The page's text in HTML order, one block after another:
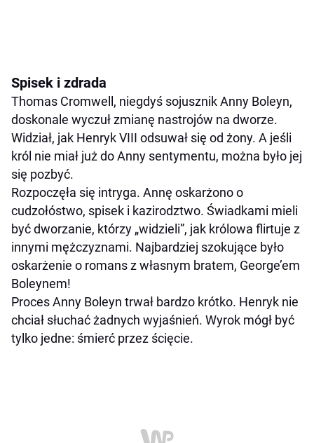
Spisek i zdrada
Thomas Cromwell, niegdyś sojusznik Anny Boleyn,
doskonale wyczuł zmianę nastrojów na dworze.
Widział, jak Henryk VIII odsuwał się od żony. A jeśli
król nie miał już do Anny sentymentu, można było jej
się pozbyć.
Rozpoczęła się intryga. Annę oskarżono o
cudzołóstwo, spisek i kazirodztwo. Świadkami mieli
być dworzanie, którzy „widzieli”, jak królowa flirtuje z
innymi mężczyznami. Najbardziej szokujące było
oskarżenie o romans z własnym bratem, George’em
Boleynem!
Proces Anny Boleyn trwał bardzo krótko. Henryk nie
chciał słuchać żadnych wyjaśnień. Wyrok mógł być
tylko jedne: śmierć przez ścięcie.